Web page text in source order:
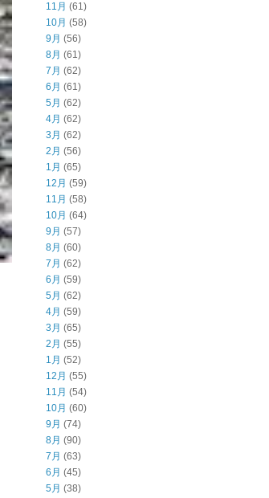
11月 (61)
10月 (58)
9月 (56)
8月 (61)
7月 (62)
6月 (61)
5月 (62)
4月 (62)
3月 (62)
2月 (56)
1月 (65)
12月 (59)
11月 (58)
10月 (64)
9月 (57)
8月 (60)
7月 (62)
6月 (59)
5月 (62)
4月 (59)
3月 (65)
2月 (55)
1月 (52)
12月 (55)
11月 (54)
10月 (60)
9月 (74)
8月 (90)
7月 (63)
6月 (45)
5月 (38)